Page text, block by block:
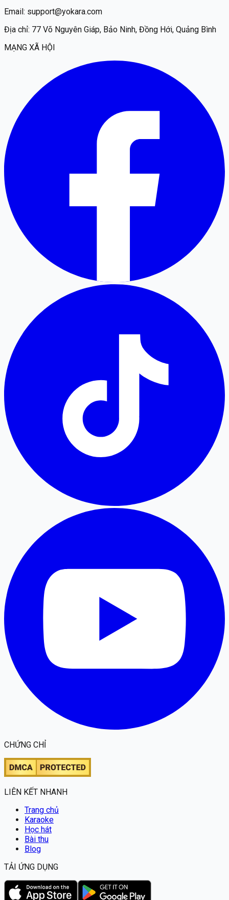
Email: support@yokara.com
Địa chỉ: 77 Võ Nguyên Giáp, Bảo Ninh, Đồng Hới, Quảng Bình
MẠNG XÃ HỘI
CHỨNG CHỈ
LIÊN KẾT NHANH
Trang chủ
Karaoke
Học hát
Bài thu
Blog
TẢI ỨNG DỤNG